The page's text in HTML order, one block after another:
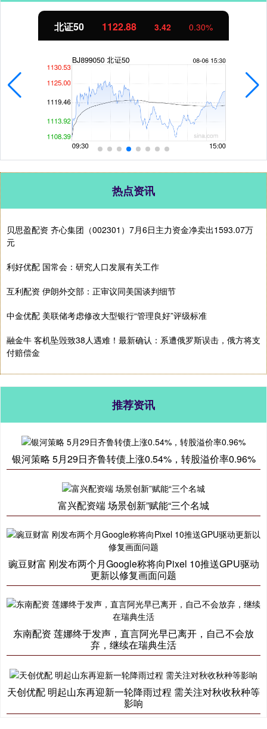
北证50 1122.88 3.42 0.30%
热点资讯
贝思盈配资 齐心集团（002301）7月6日主力资金净卖出1593.07万
元
利好优配 国常会：研究人口发展有关工作
互利配资 伊朗外交部：正审议同美国谈判细节
中金优配 美联储考虑修改大型银行“管理良好”评级标准
融金牛 客机坠毁致38人遇难！最新确认：系遭俄罗斯误击，俄方将支
付赔偿金
推荐资讯
银河策略 5月29日齐鲁转债上涨0.54%，转股溢价率0.96%
富兴配资端 场景创新”赋能“三个名城
豌豆财富 刚发布两个月Google称将向Pixel 10推送GPU驱动
更新以修复画面问题
东南配资 莲娜终于发声，直言阿光早已离开，自己不会放
弃，继续在瑞典生活
天创优配 明起山东再迎新一轮降雨过程 需关注对秋收秋种等
影响